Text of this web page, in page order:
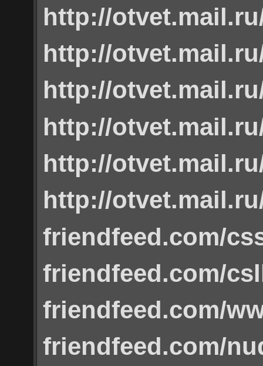
http://
http://
http://
http://
http://
http://
friendfeed.com/
friendfeed.com/
friendfeed.com/
friendfeed.com/